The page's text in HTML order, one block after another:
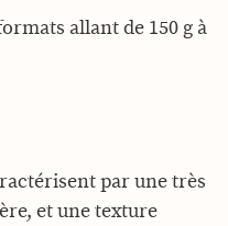
allant de 150 g à
par une très
et une texture